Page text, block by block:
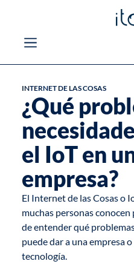
INTERNET DE LAS COSAS
¿Qué
el IoT en
empresa?
El Internet de las Cosas o
muchas personas
de entender qué
puede dar a una empresa
tecnología.